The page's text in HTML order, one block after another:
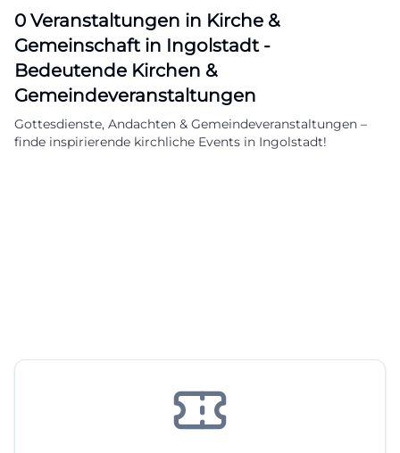
0 Veranstaltungen in Kirche &
Gemeinschaftin Ingolstadt-
Bedeutende Kirchen &
Gemeindeveranstaltungen
Gottesdienste, Andachten & Gemeindeveranstaltungen –
finde inspirierende kirchliche Events in Ingolstadt!